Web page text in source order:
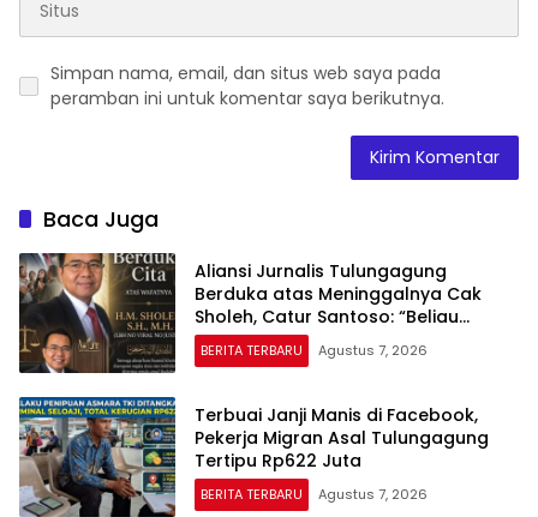
Simpan nama, email, dan situs web saya pada
peramban ini untuk komentar saya berikutnya.
Baca Juga
Aliansi Jurnalis Tulungagung
Berduka atas Meninggalnya Cak
Sholeh, Catur Santoso: “Beliau
Pejuang Keadilan yang Vokal”
BERITA TERBARU Agustus 7, 2026
Terbuai Janji Manis di Facebook,
Pekerja Migran Asal Tulungagung
Tertipu Rp622 Juta
BERITA TERBARU Agustus 7, 2026